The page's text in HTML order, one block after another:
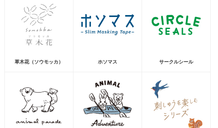
草木花（ソウモッカ） ホソマス サークルシール